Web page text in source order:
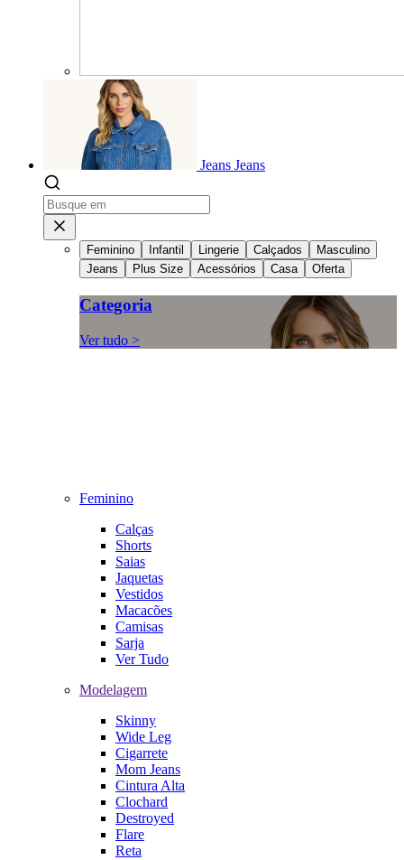
Jeans Jeans
Feminino Infantil Lingerie Calçados
Masculino
Jeans
Plus Size Acessórios Casa Oferta
Categoria
Ver tudo >
Feminino
Calças
Shorts
Saias
Jaquetas
Vestidos
Macacões
Camisas
Sarja
Ver Tudo
Modelagem
Skinny
Wide Leg
Cigarrete
Mom Jeans
Cintura Alta
Clochard
Destroyed
Flare
Reta